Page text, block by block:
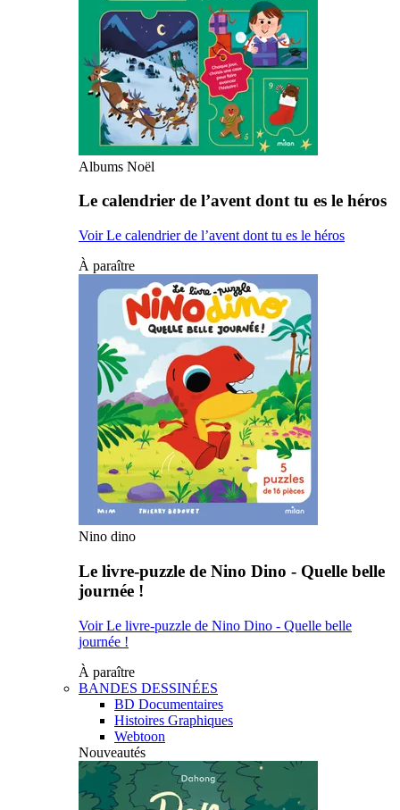
Albums Noël
Le calendrier de l’avent dont tu es le héros
Voir Le calendrier de l’avent dont tu es le héros
À paraître
Nino dino
Le livre-puzzle de Nino Dino - Quelle belle
journée !
Voir Le livre-puzzle de Nino Dino - Quelle belle
journée !
À paraître
BANDES DESSINÉES
BD Documentaires
Histoires Graphiques
Webtoon
Nouveautés